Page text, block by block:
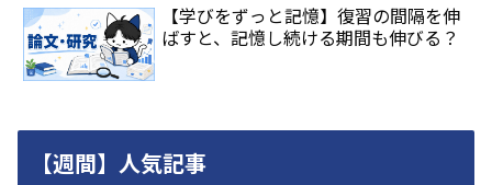
【学びをずっと記憶】復習の間隔を伸
ばすと、記憶し続ける期間も伸びる？
【週間】人気記事